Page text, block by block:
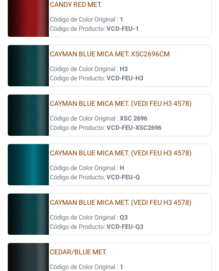
CANDY RED MET.
Código de Color Original : 1
Código de Producto: VCD-FEU-1
CAYMAN BLUE MICA MET. XSC2696CM
Código de Color Original : H3
Código de Producto: VCD-FEU-H3
CAYMAN BLUE MICA MET. (VEDI FEU H3 4578)
Código de Color Original : XSC 2696
Código de Producto: VCD-FEU-XSC2696
CAYMAN BLUE MICA MET. (VEDI FEU H3 4578)
Código de Color Original : H
Código de Producto: VCD-FEU-Q
CAYMAN BLUE MICA MET. (VEDI FEU H3 4578)
Código de Color Original : Q3
Código de Producto: VCD-FEU-Q3
CEDAR/BLUE MET.
Código de Color Original : 1